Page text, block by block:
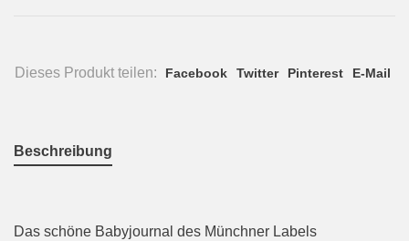
Dieses Produkt teilen: Facebook Twitter Pinterest E-Mail
Beschreibung
Das schöne Babyjournal des Münchner Labels